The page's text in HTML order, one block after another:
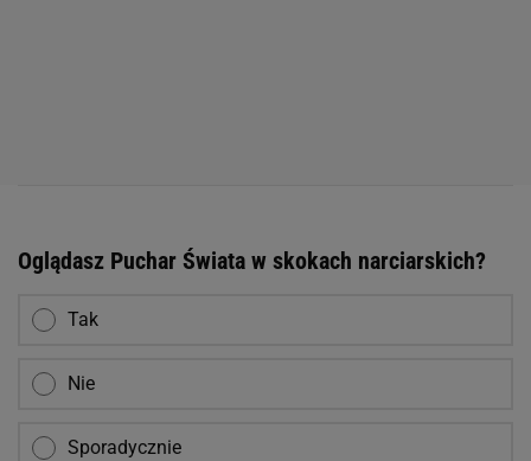
Oglądasz Puchar Świata w skokach narciarskich?
Tak
Nie
Sporadycznie